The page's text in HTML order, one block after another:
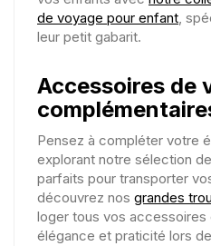
de voyage pour enfant,
leur petit gabarit.
Accessoires de
Pensez à compléter votre
explorant notre sélection de
parfaits pour transporter
découvrez nos grandes
loger tous vos accessoires
élégance et praticité lors